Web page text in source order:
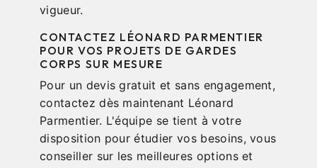
vigueur.
CONTACTEZ LÉONARD PARMENTIER
POUR VOS PROJETS DE GARDES
CORPS SUR MESURE
Pour un devis gratuit et sans engagement,
contactez dès maintenant Léonard
Parmentier. L'équipe se tient à votre
disposition pour étudier vos besoins, vous
conseiller sur les meilleures options et